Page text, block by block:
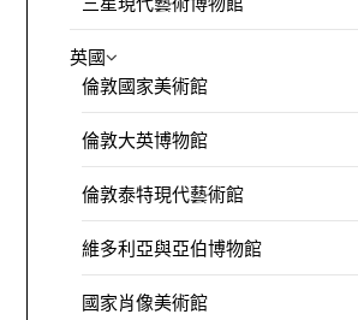
英國
倫敦國家美術館
倫敦大英博物館
倫敦泰特現代藝術館
維多利亞與亞伯博物館
國家肖像美術館